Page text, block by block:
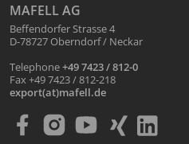
MAFELL AG
Beffendorfer Strasse 4
D-78727 Oberndorf / Neckar
Telephone+49 7423 / 812-0
Fax +49 7423 / 812-218
export(at)mafell.de